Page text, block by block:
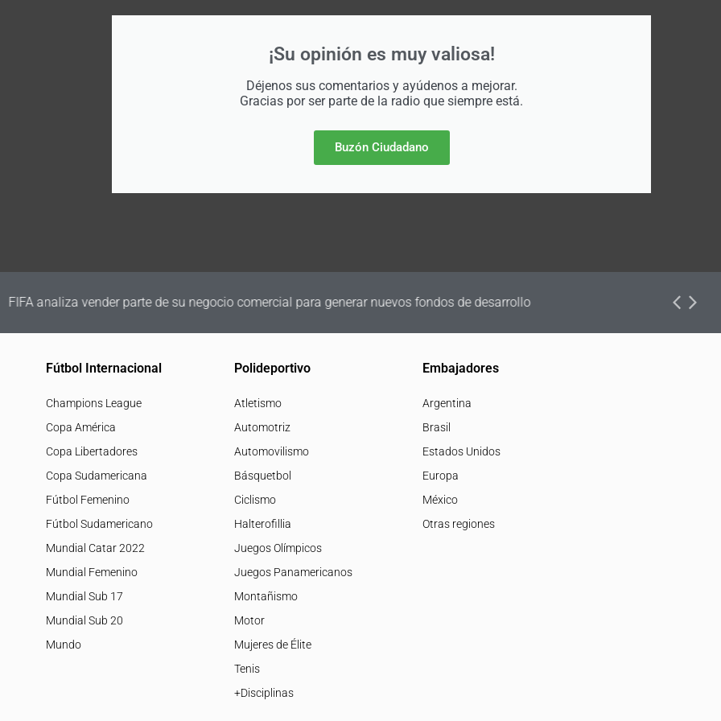
¡Su opinión es muy valiosa!
Déjenos sus comentarios y ayúdenos a mejorar.
Gracias por ser parte de la radio que siempre está.
Buzón Ciudadano
vender parte de su negocio comercial para generar nuevos fondos de desarrollo
Fútbol Internacional
Champions League
Copa América
Copa Libertadores
Copa Sudamericana
Fútbol Femenino
Fútbol Sudamericano
Mundial Catar 2022
Mundial Femenino
Mundial Sub 17
Mundial Sub 20
Mundo
Polideportivo
Atletismo
Automotriz
Automovilismo
Básquetbol
Ciclismo
Halterofillia
Juegos Olímpicos
Juegos Panamericanos
Montañismo
Motor
Mujeres de Élite
Tenis
+Disciplinas
Embajadores
Argentina
Brasil
Estados Unidos
Europa
México
Otras regiones